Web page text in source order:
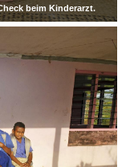
beim Kinderarzt.